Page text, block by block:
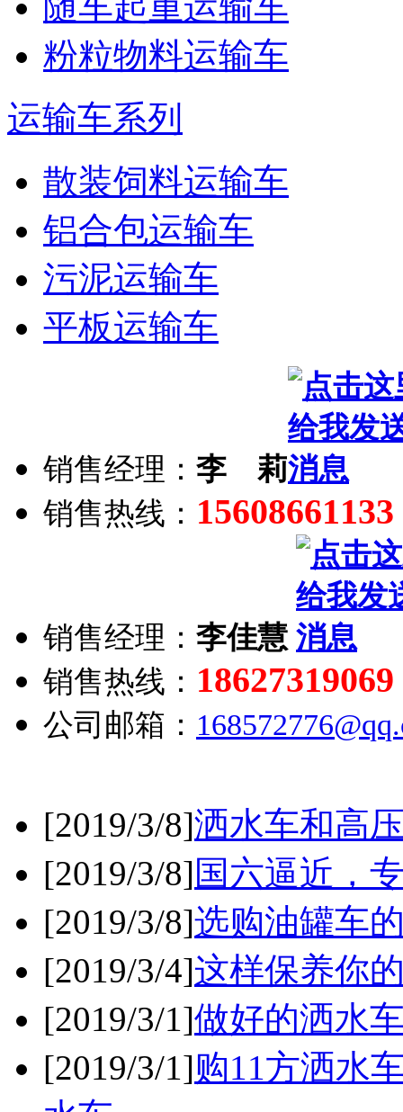
粉粒物料运输车
运输车系列
散装饲料运输车
铝合包运输车
污泥运输车
平板运输车
销售经理： 李 莉
销售热线： 15608661133
销售经理： 李佳慧
销售热线： 18627319069
公司邮箱：
[2019/3/8]洒水车和高
[2019/3/8]国六逼近，
[2019/3/8]选购油罐车
[2019/3/4]这样保养你
[2019/3/1]做好的洒水
[2019/3/1]购11方洒水